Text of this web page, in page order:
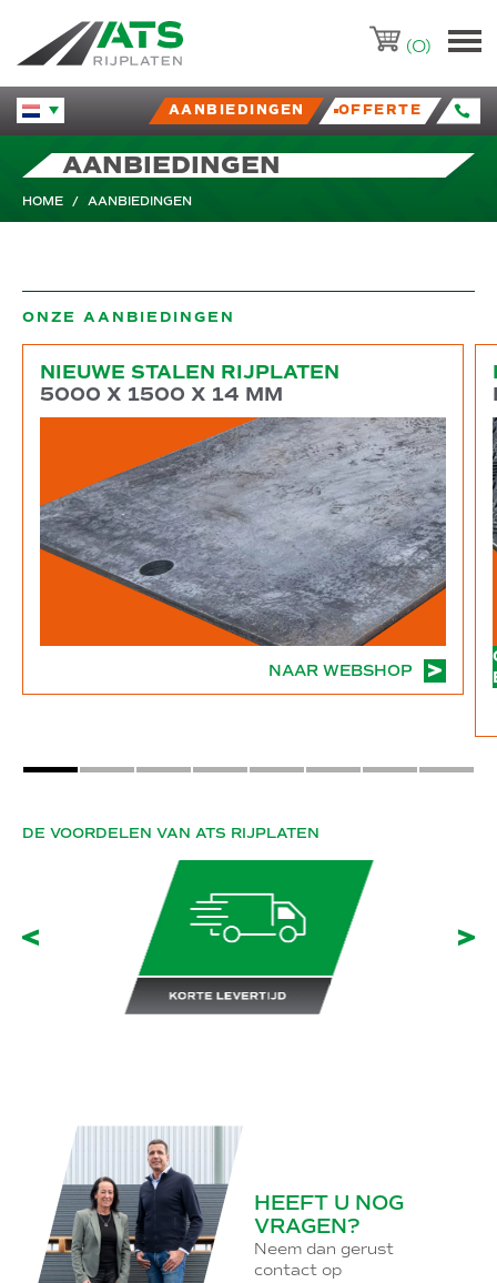
ATS-Trading.nl
(0)
Huidige taal veranderen.
AANBIEDINGEN OFFERTE
AANBIEDINGEN
HOME / AANBIEDINGEN
ONZE AANBIEDINGEN
NIEUWE STALEN RIJPLATEN
5000 X 1500 X 14 MM
NAAR WEBSHOP
DE VOORDELEN VAN ATS RIJPLATEN
Slide terug
HEEFT U NOG
VRAGEN?
Neem dan gerust
contact op